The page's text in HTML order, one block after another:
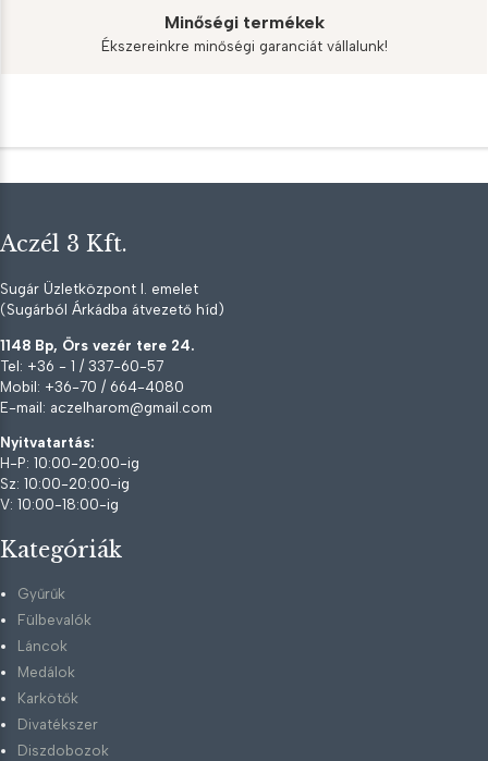
Minőségi termékek
Ékszereinkre minőségi garanciát vállalunk!
Aczél 3 Kft.
Sugár Üzletközpont I. emelet
(Sugárból Árkádba átvezető híd)
1148 Bp, Örs vezér tere 24.
Tel: +36 - 1 / 337-60-57
Mobil: +36-70 / 664-4080
E-mail: aczelharom@gmail.com
Nyitvatartás:
H-P: 10:00-20:00-ig
Sz: 10:00-20:00-ig
V: 10:00-18:00-ig
Kategóriák
Gyűrűk
Fülbevalók
Láncok
Medálok
Karkötők
Divatékszer
Diszdobozok